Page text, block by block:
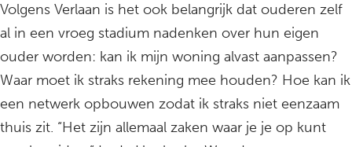
Volgens Verlaan is het ook belangrijk dat ouderen zelf
al in een vroeg stadium nadenken over hun eigen
ouder worden: kan ik mijn woning alvast aanpassen?
Waar moet ik straks rekening mee houden? Hoe kan ik
een netwerk opbouwen zodat ik straks niet eenzaam
thuis zit. “Het zijn allemaal zaken waar je je op kunt